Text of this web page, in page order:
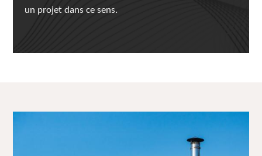
un projet dans ce sens.